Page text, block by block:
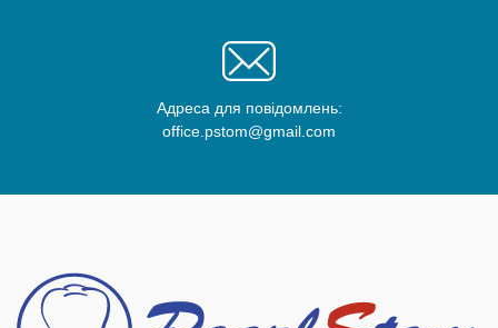
Адреса для повідомлень:
office.pstom@gmail.com